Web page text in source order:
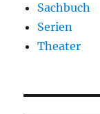
Sachbuch
Serien
Theater